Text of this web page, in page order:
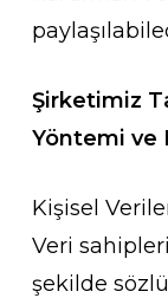
Şirketimiz
Yöntemi ve
Kişisel
Veri
şekilde